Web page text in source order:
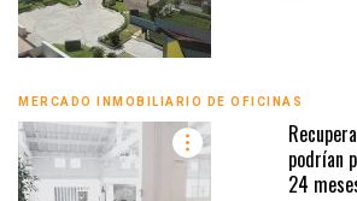
MERCADO INMOBILIARIO DE OFICINAS
podrían
24